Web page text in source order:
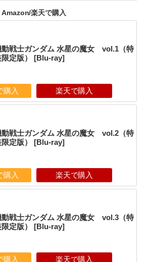
Amazon/楽天で購入
動戦士ガンダム 水星の魔女 vol.1（特
限定版） [Blu-ray]
購入 楽天で購入
動戦士ガンダム 水星の魔女 vol.2（特
限定版） [Blu-ray]
購入 楽天で購入
動戦士ガンダム 水星の魔女 vol.3（特
限定版） [Blu-ray]
購入 楽天で購入